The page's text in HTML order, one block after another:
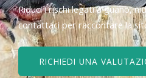
Riduci i rischi legati a guano,
contattaci per raccontare la
RICHIEDI UNA